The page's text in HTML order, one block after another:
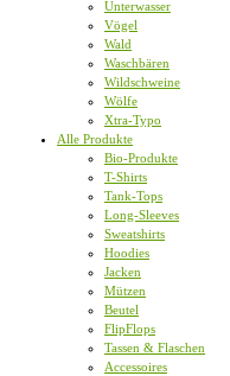
Unterwasser
Vögel
Wald
Waschbären
Wildschweine
Wölfe
Xtra-Typo
Alle Produkte
Bio-Produkte
T-Shirts
Tank-Tops
Long-Sleeves
Sweatshirts
Hoodies
Jacken
Mützen
Beutel
FlipFlops
Tassen & Flaschen
Accessoires